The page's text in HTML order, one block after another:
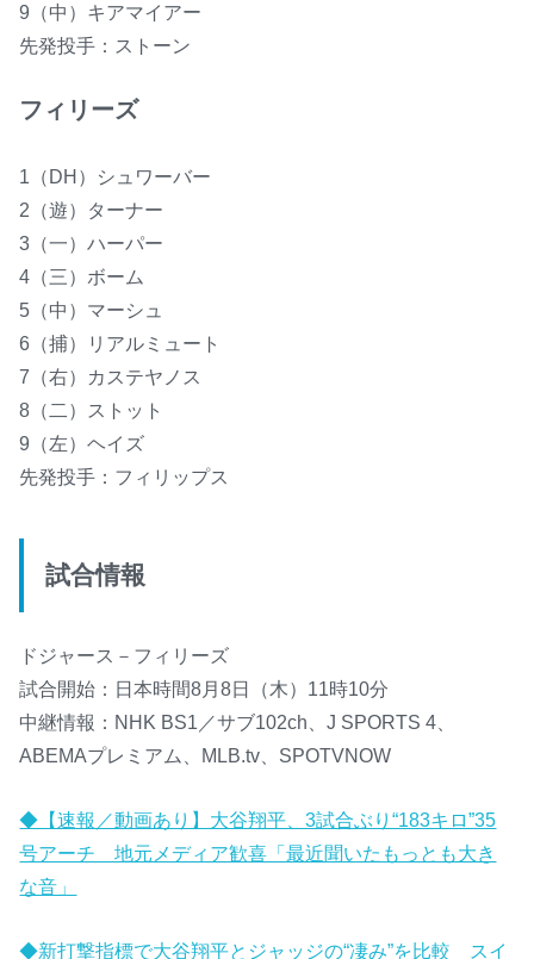
9（中）キアマイアー
先発投手：ストーン
フィリーズ
1（DH）シュワーバー
2（遊）ターナー
3（一）ハーパー
4（三）ボーム
5（中）マーシュ
6（捕）リアルミュート
7（右）カステヤノス
8（二）ストット
9（左）ヘイズ
先発投手：フィリップス
試合情報
ドジャース－フィリーズ
試合開始：日本時間8月8日（木）11時10分
中継情報：NHK BS1／サブ102ch、J SPORTS 4、
ABEMAプレミアム、MLB.tv、SPOTVNOW
◆【速報／動画あり】大谷翔平、3試合ぶり“183キロ”35
号アーチ 地元メディア歓喜「最近聞いたもっとも大き
な音」
◆新打撃指標で大谷翔平とジャッジの“凄み”を比較 スイ